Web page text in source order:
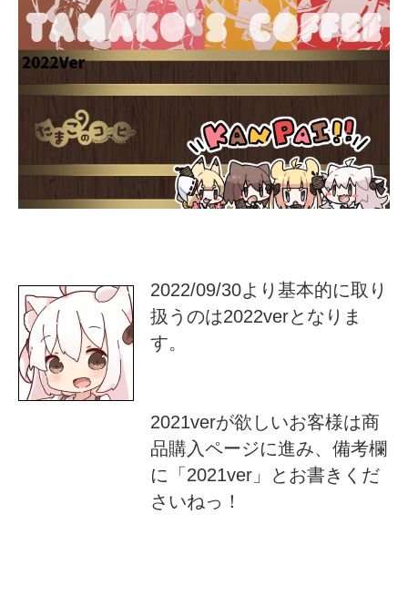
2022/09/30より基本的に取り
扱うのは2022verとなりま
す。
2021verが欲しいお客様は商
品購入ページに進み、備考欄
に「2021ver」とお書きくだ
さいねっ！